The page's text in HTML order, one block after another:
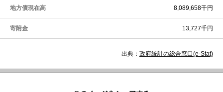
地方債現在高 8,089,658千円
寄附金 13,727千円
出典： 政府統計の総合窓口(e-Stat)